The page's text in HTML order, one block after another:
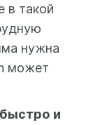
в такой
нужна
может
и